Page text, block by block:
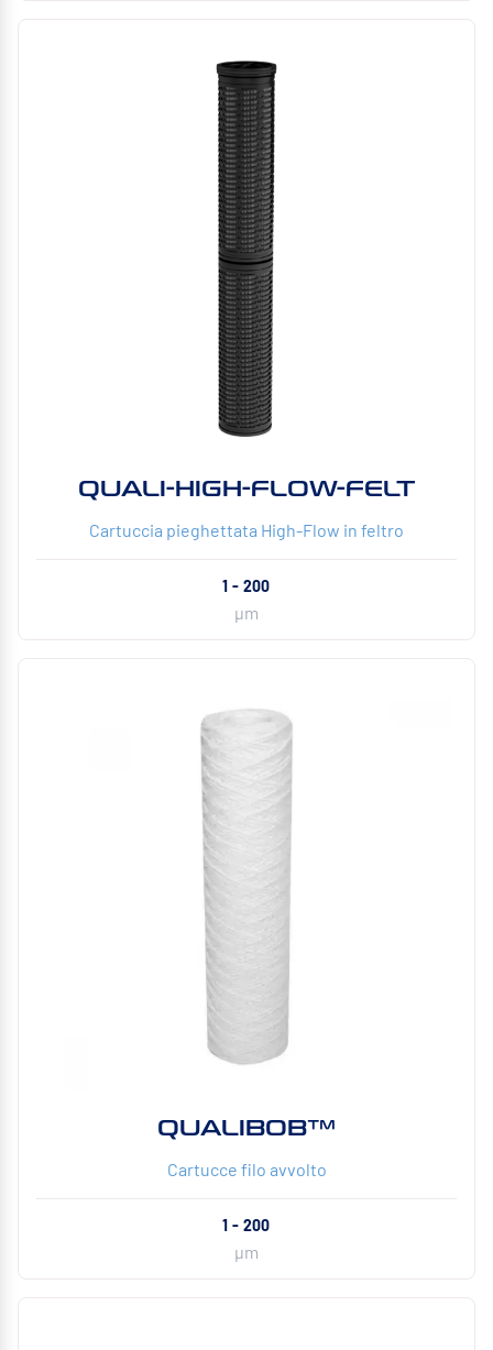
QUALI-HIGH-FLOW-FELT
Cartuccia pieghettata High-Flow in feltro
1 - 200
µm
QUALIBOB™
Cartucce filo avvolto
1 - 200
µm